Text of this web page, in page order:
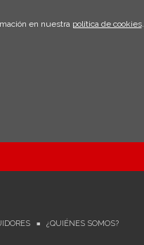
en nuestra política de cookies.
¿QUIÉNES SOMOS?